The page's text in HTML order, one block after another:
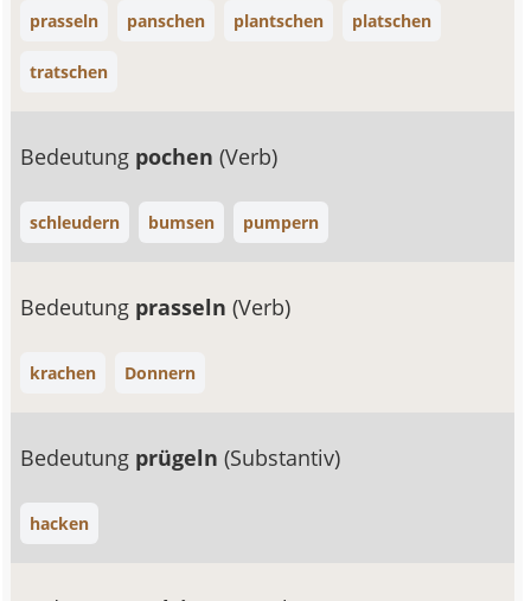
prasseln panschen plantschen platschen
tratschen
Bedeutung pochen(Verb)
schleudern bumsen pumpern
Bedeutung prasseln(Verb)
krachen Donnern
Bedeutung prügeln(Substantiv)
hacken